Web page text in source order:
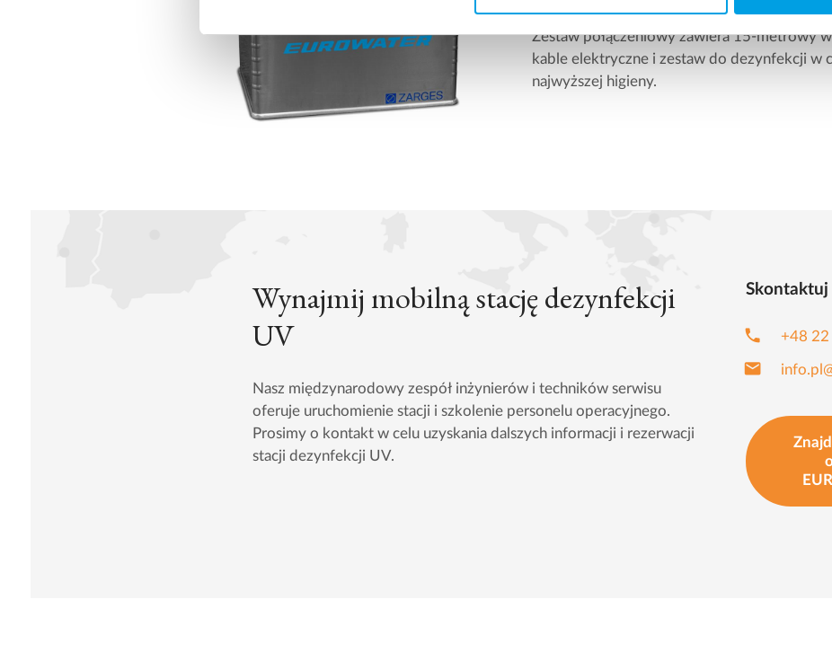
zestawem podłączeniowym dla łatwego i
Zestaw połączeniowy zawiera 15-metrowy
kable elektryczne i zestaw do dezynfekcji w
najwyższej higieny.
Wynajmij mobilną stację dezynfekcji
UV
Nasz międzynarodowy zespół inżynierów i techników serwisu
oferuje uruchomienie stacji i szkolenie personelu operacyjnego.
Prosimy o kontakt w celu uzyskania dalszych informacji i rezerwacji
stacji dezynfekcji UV.
Skontaktuj
phone +48
email